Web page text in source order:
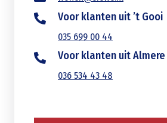
Voor klanten uit ’t Gooi
035 699 00 44
Voor klanten uit Almere
036 534 43 48